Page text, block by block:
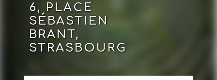
6, PLACE
SÉBASTIEN
BRANT,
STRASBOURG